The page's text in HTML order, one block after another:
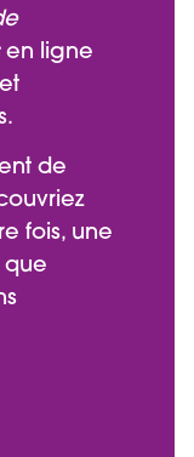
en ligne
de
fois, une
que